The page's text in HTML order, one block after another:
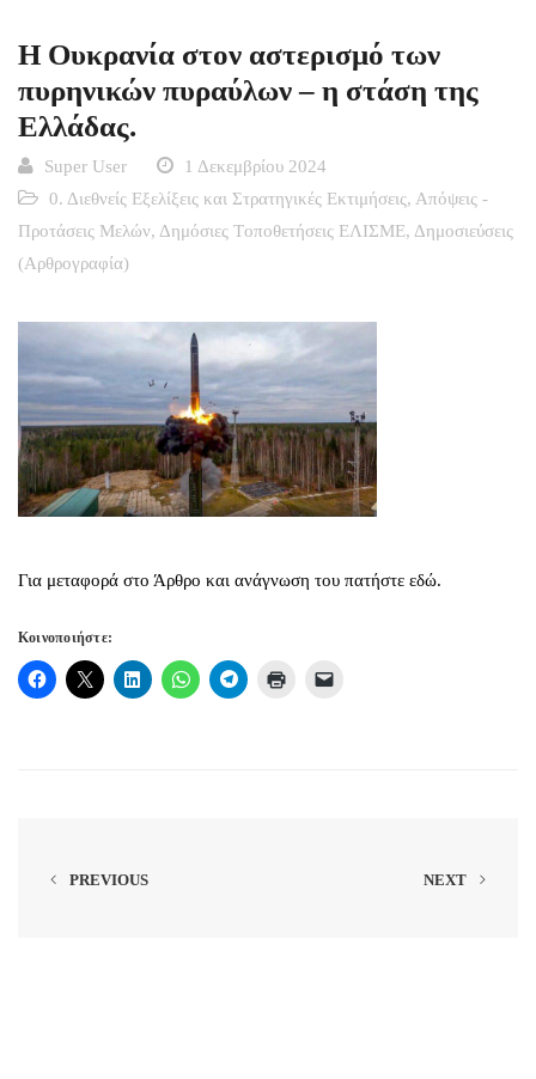
Η Ουκρανία στον αστερισμό των
πυρηνικών πυραύλων – η στάση της
Ελλάδας.
Super User
1 Δεκεμβρίου 2024
0. Διεθνείς Εξελίξεις και Στρατηγικές Εκτιμήσεις, Απόψεις -
Προτάσεις Μελών, Δημόσιες Tοποθετήσεις ΕΛΙΣΜΕ, Δημοσιεύσεις
(Αρθρογραφία)
Για μεταφορά στο Άρθρο και ανάγνωση του πατήστε εδώ.
Κοινοποιήστε:
PREVIOUS NEXT